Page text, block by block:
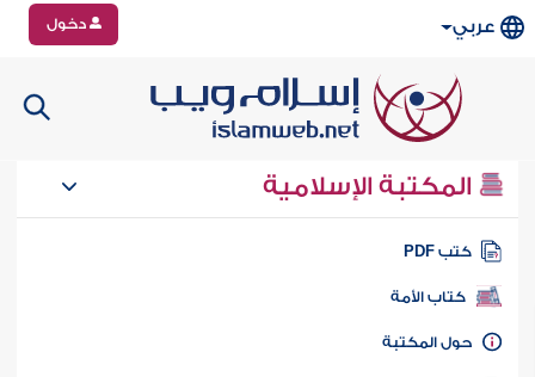
عربي دخول
المكتبة الإسلامية
كتب PDF
كتاب الأمة